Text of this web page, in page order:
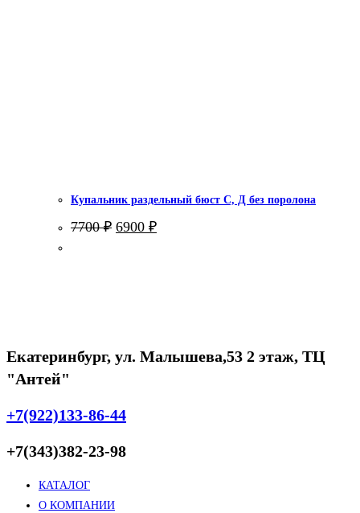
Купальник раздельный бюст С, Д без поролона
7700₽ Первоначальная
цена
6900 ₽Текущая
цена:
Екатеринбург, ул. Малышева,53 2 этаж, ТЦ
"Антей"
+7(922)133-86-44
+7(343)382-23-98
КАТАЛОГ
О КОМПАНИИ